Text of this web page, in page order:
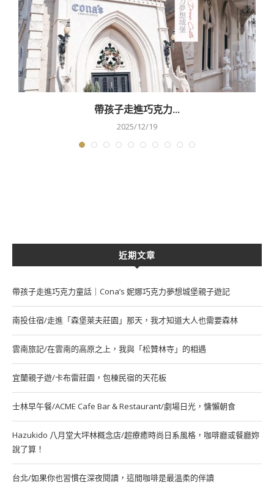
帶孩子走進巧克力...
2025/12/19
近期文章
帶孩子走進巧克力童話｜Cona’s 妮娜巧克力夢想城堡親子遊記
南投住宿/走進「森堡萊夫莊園」那天，我才知道大人也需要森林
雲南旅記/在雲南的高原之上，我與「松贊林寺」的相遇
宜蘭親子遊/卡布雷莊園，包棟民宿的天花板
士林早午餐/ACME Cafe Bar & Restaurant/劇場日光，慵懶朝食
Hazukido 八月堂大坪林概念店/超療癒時尚日系風格，咖啡廳或餐廳妳
說了算！
台北/如果你也習慣在深夜閱讀，這間咖啡是最溫柔的伴讀